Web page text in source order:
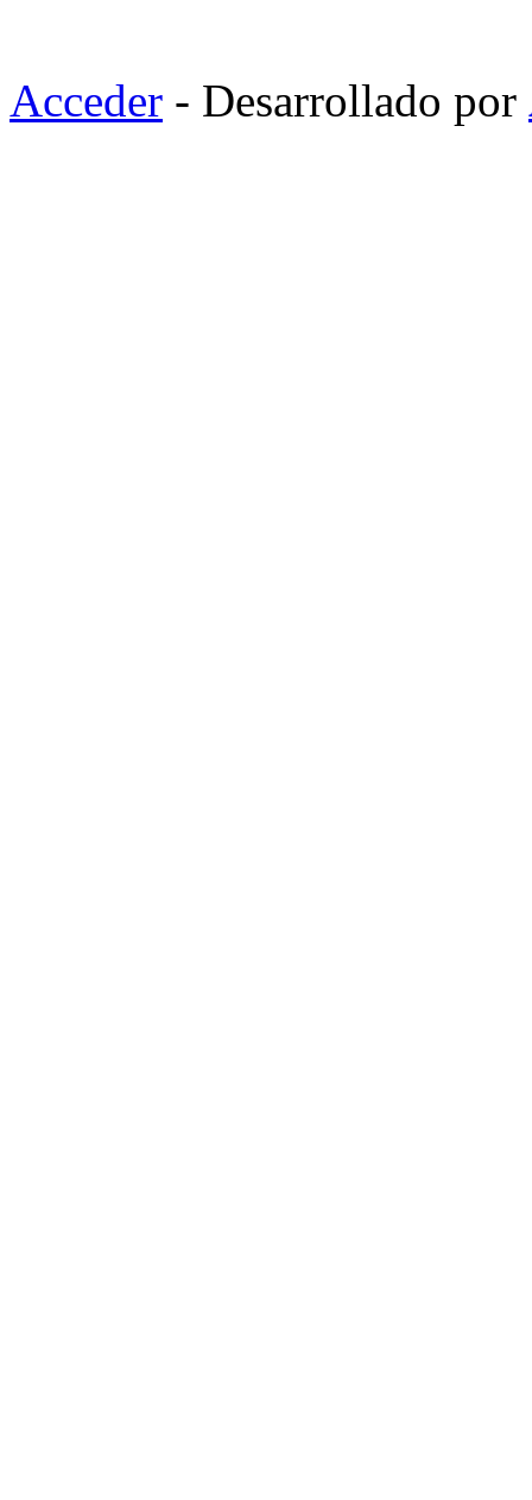
Acceder - Desarrollado por